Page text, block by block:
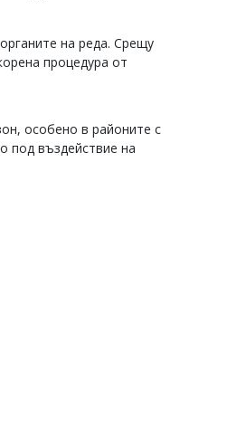
на реда. Срещу
процедура от
особено в районите с
въздействие на